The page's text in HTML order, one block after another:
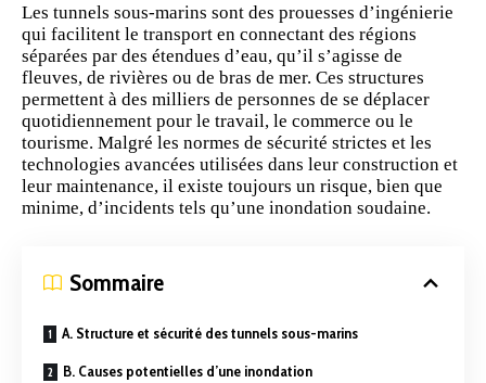
Les tunnels sous-marins sont des prouesses d’ingénierie
qui facilitent le transport en connectant des régions
séparées par des étendues d’eau, qu’il s’agisse de
fleuves, de rivières ou de bras de mer. Ces structures
permettent à des milliers de personnes de se déplacer
quotidiennement pour le travail, le commerce ou le
tourisme. Malgré les normes de sécurité strictes et les
technologies avancées utilisées dans leur construction et
leur maintenance, il existe toujours un risque, bien que
minime, d’incidents tels qu’une inondation soudaine.
Sommaire
A. Structure et sécurité des tunnels sous-marins
B. Causes potentielles d’une inondation